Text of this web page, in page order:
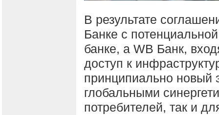
В результате
Банке с
банке, а WB Банк,
доступ к
принципиально новый
глобальными
потребителей, так и